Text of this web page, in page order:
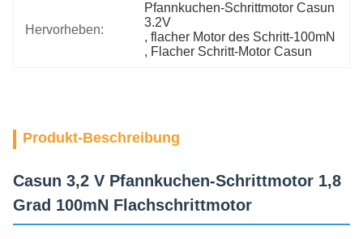
Hervorheben:
Pfannkuchen-Schrittmotor Casun
3.2V
, flacher Motor des Schritt-100mN
, Flacher Schritt-Motor Casun
Produkt-Beschreibung
Casun 3,2 V Pfannkuchen-Schrittmotor 1,8
Grad 100mN Flachschrittmotor